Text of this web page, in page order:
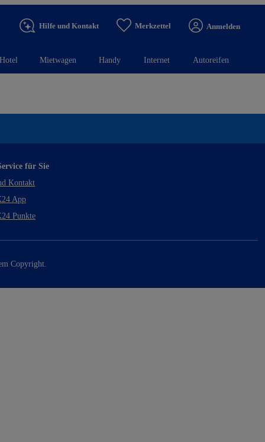
Hilfe und Kontakt Merkzettel Anmelden
Hotel Mietwagen Handy Internet Autoreifen
für Sie
Kontakt
App
Punkte
Copyright.